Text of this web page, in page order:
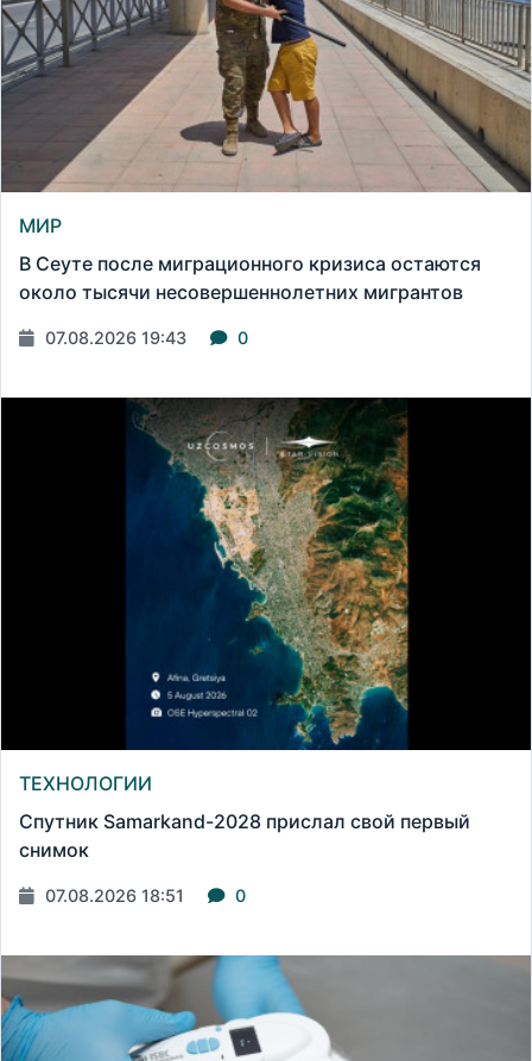
МИР
В Сеуте после миграционного кризиса остаются
около тысячи несовершеннолетних мигрантов
07.08.2026 19:43 0
ТЕХНОЛОГИИ
Спутник Samarkand-2028 прислал свой первый
снимок
07.08.2026 18:51 0